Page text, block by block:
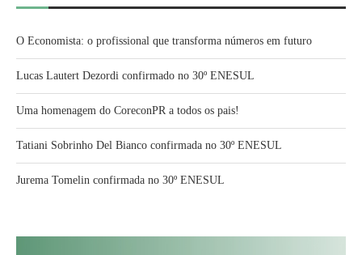
O Economista: o profissional que transforma números em futuro
Lucas Lautert Dezordi confirmado no 30º ENESUL
Uma homenagem do CoreconPR a todos os pais!
Tatiani Sobrinho Del Bianco confirmada no 30º ENESUL
Jurema Tomelin confirmada no 30º ENESUL